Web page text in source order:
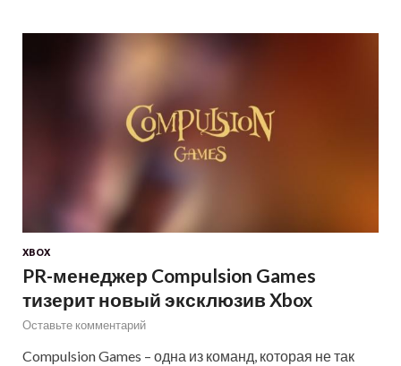
XBOX
PR-менеджер Compulsion Games
тизерит новый эксклюзив Xbox
Оставьте комментарий
Compulsion Games – одна из команд, которая не так